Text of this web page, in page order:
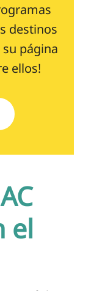
destinos
página
ellos!
el